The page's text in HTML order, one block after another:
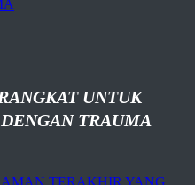
UNTUK
TRAUMA